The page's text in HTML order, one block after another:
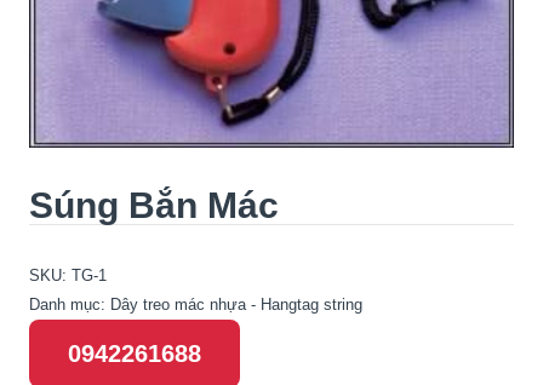
Súng Bắn Mác
SKU: TG-1
Danh mục: Dây treo mác nhựa - Hangtag string
0942261688